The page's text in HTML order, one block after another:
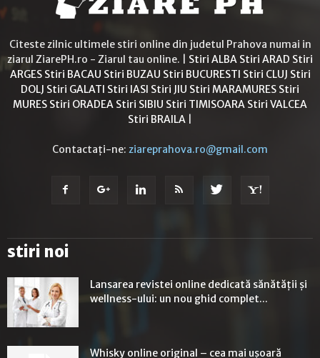
Citeste zilnic ultimele stiri online din judetul Prahova numai in
ziarul ZiarePH.ro - Ziarul tau online. | Stiri ALBA Stiri ARAD Stiri
ARGES Stiri BACAU Stiri BUZAU Stiri BUCURESTI Stiri CLUJ Stiri
DOLJ Stiri GALATI Stiri IASI Stiri JIU Stiri MARAMURES Stiri
MURES Stiri ORADEA Stiri SIBIU Stiri TIMISOARA Stiri VALCEA
Stiri BRAILA
Contactați-ne: ziareprahova.ro@gmail.com
stiri noi
Lansarea revistei online dedicată sănătății și
wellness-ului: un nou ghid complet...
Whisky online original – cea mai ușoară